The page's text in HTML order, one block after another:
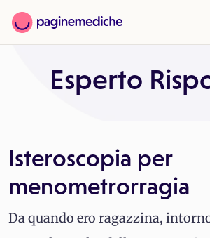
Esperto
Isteroscopia per
menometrorragia
Da quando ero ragazzina,